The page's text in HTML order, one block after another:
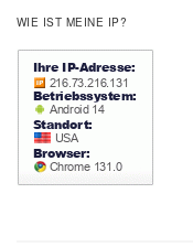
WIE IST MEINE IP?